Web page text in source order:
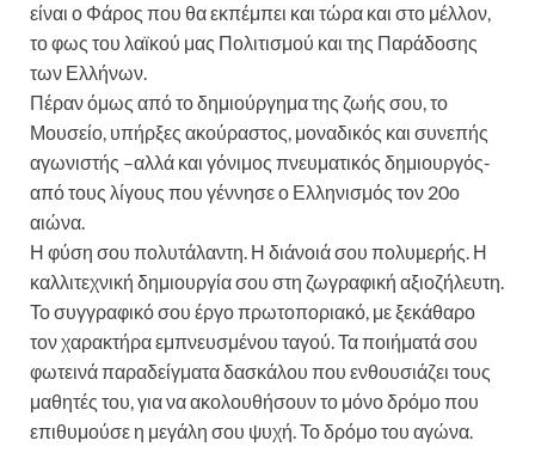
είναι ο Φάρος που θα εκπέμπει και τώρα και στο μέλλον,
το φως του λαϊκού μας Πολιτισμού και της Παράδοσης
των Ελλήνων.
Πέραν όμως από το δημιούργημα της ζωής σου, το
Μουσείο, υπήρξες ακούραστος, μοναδικός και συνεπής
αγωνιστής –αλλά και γόνιμος πνευματικός δημιουργός-
από τους λίγους που γέννησε ο Ελληνισμός τον 20ο
αιώνα.
Η φύση σου πολυτάλαντη. Η διάνοιά σου πολυμερής. Η
καλλιτεχνική δημιουργία σου στη ζωγραφική αξιοζήλευτη.
Το συγγραφικό σου έργο πρωτοποριακό, με ξεκάθαρο
τον χαρακτήρα εμπνευσμένου ταγού. Τα ποιήματά σου
φωτεινά παραδείγματα δασκάλου που ενθουσιάζει τους
μαθητές του, για να ακολουθήσουν το μόνο δρόμο που
επιθυμούσε η μεγάλη σου ψυχή. Το δρόμο του αγώνα.